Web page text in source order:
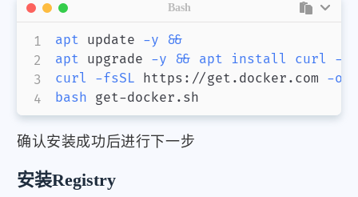
apt update -y
&&
apt upgrade -y && apt install curl
-y
curl
-fsSL https://get.docker.com -o
bash get-docker.sh
Bash
确认安装成功后进行下一步
安装Registry